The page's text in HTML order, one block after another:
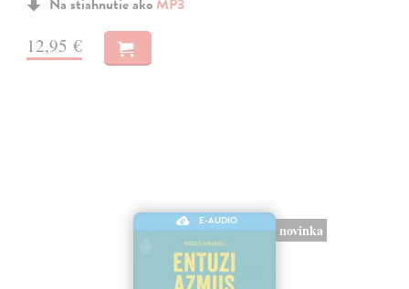
Na stiahnutie ako MP3
12,95 €
E-AUDIO
novinka